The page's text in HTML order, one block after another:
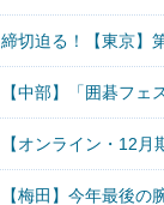
締切迫る！【東京】
【中部】「囲碁フェ
【オンライン・12
【梅田】今年最後の